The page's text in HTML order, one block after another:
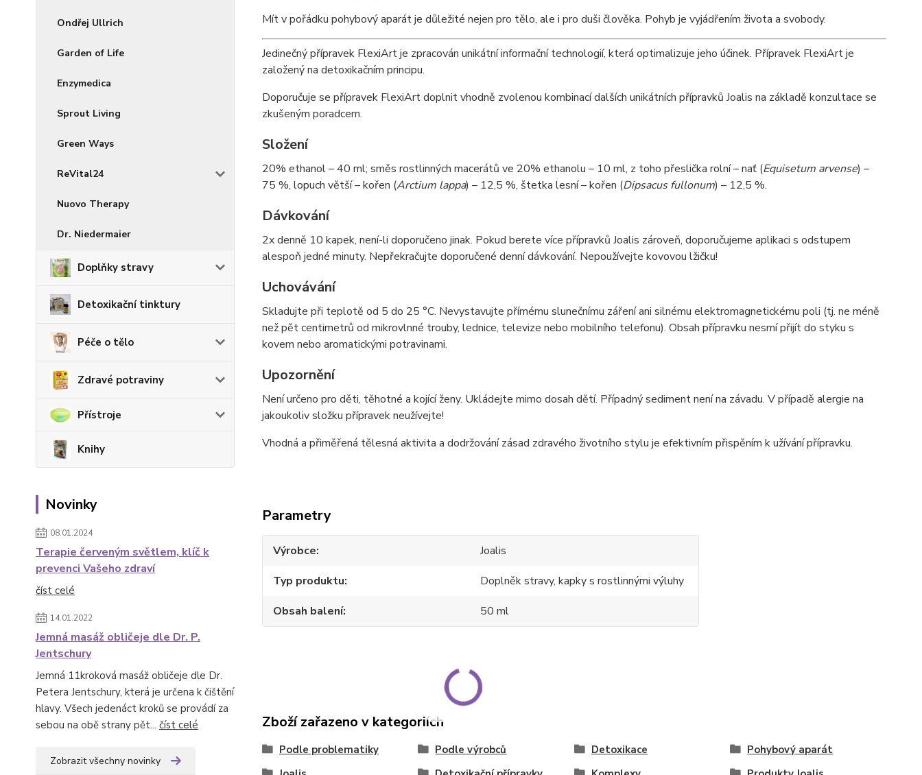
Ondřej Ullrich
Garden of Life
Enzymedica
Sprout Living
Green Ways
ReVital24
Nuovo Therapy
Dr. Niedermaier
Doplňky stravy
Detoxikační tinktury
Péče o tělo
Zdravé potraviny
Přístroje
Knihy
Novinky
08.01.2024
Terapie červeným světlem, klíč k
prevenci Vašeho zdraví
číst celé
14.01.2022
Jemná masáž obličeje dle Dr. P.
Jentschury
Jemná 11kroková masáž obličeje dle Dr.
Petera Jentschury, která je určena k čištění
hlavy. Všech jedenáct kroků se provádí za
sebou na obě strany pět... číst celé
Zobrazit všechny novinky
Mít v pořádku pohybový aparát je důležité nejen pro tělo, ale i pro duši člověka. Pohyb je vyjádřením života a svobody.
Jedinečný přípravek FlexiArt je zpracován unikátní informační technologií, která optimalizuje jeho účinek. Přípravek FlexiArt je
založený na detoxikačním principu.
Doporučuje se přípravek FlexiArt doplnit vhodně zvolenou kombinací dalších unikátních přípravků Joalis na základě konzultace se
zkušeným poradcem.
Složení
20% ethanol – 40 ml; směs rostlinných macerátů ve 20% ethanolu – 10 ml, z toho přeslička rolní – nať (Equisetum arvense) –
75 %, lopuch větší – kořen (Arctium lappa) – 12,5 %, štetka lesní – kořen (Dipsacus fullonum) – 12,5 %.
Dávkování
2x denně 10 kapek, není-li doporučeno jinak. Pokud berete více přípravků Joalis zároveň, doporučujeme aplikaci s odstupem
alespoň jedné minuty. Nepřekračujte doporučené denní dávkování. Nepoužívejte kovovou lžičku!
Uchovávání
Skladujte při teplotě od 5 do 25 °C. Nevystavujte přímému slunečnímu záření ani silnému elektromagnetickému poli (tj. ne méně
než pět centimetrů od mikrovlnné trouby, lednice, televize nebo mobilního telefonu). Obsah přípravku nesmí přijít do styku s
kovem nebo aromatickými potravinami.
Upozornění
Není určeno pro děti, těhotné a kojící ženy. Ukládejte mimo dosah dětí. Případný sediment není na závadu. V případě alergie na
jakoukoliv složku přípravek neužívejte!
Vhodná a přiměřená tělesná aktivita a dodržování zásad zdravého životního stylu je efektivním přispěním k užívání přípravku.
Parametry
Výrobce
Joalis
Typ produktu
Doplněk stravy, kapky s rostlinnými výluhy
Obsah balení
50 ml
Zboží zařazeno v kategoriích
Podle problematiky Podle výrobců Detoxikace
Pohybový aparát